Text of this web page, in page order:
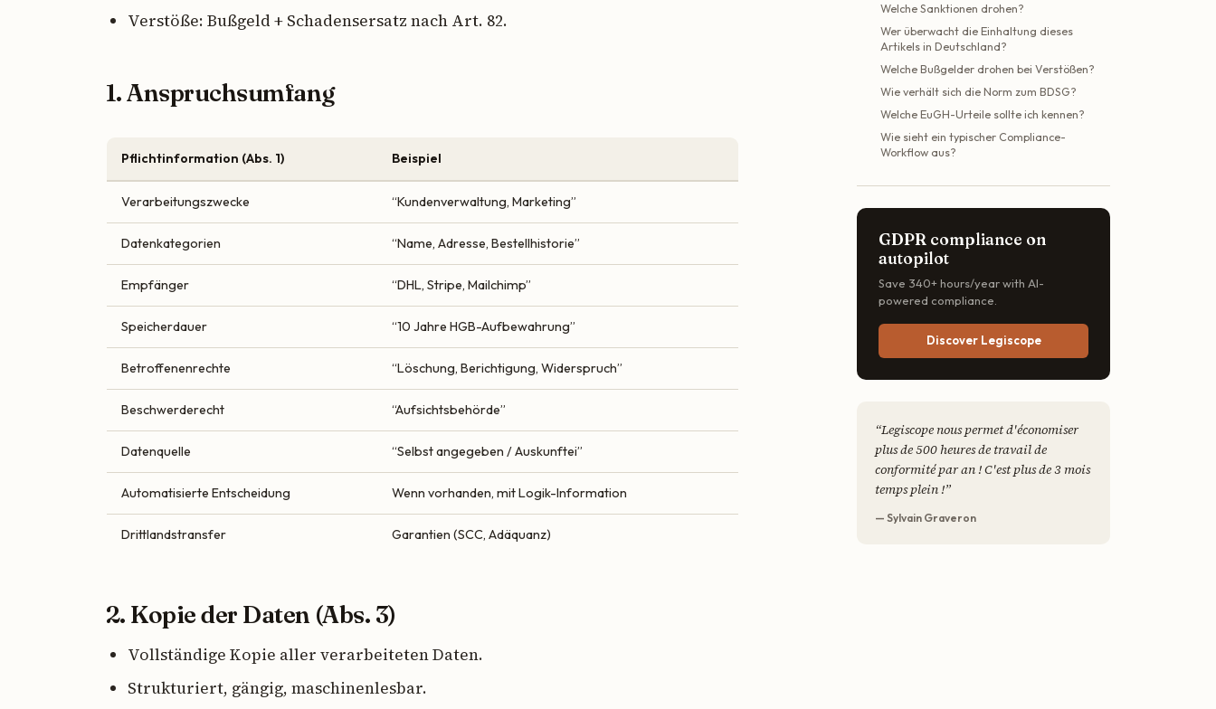
Verstöße: Bußgeld + Schadensersatz nach Art. 82.
1. Anspruchsumfang
Pflichtinformation (Abs. 1) Beispiel
Verarbeitungszwecke “Kundenverwaltung, Marketing”
Datenkategorien “Name, Adresse, Bestellhistorie”
Empfänger “DHL, Stripe, Mailchimp”
Speicherdauer “10 Jahre HGB-Aufbewahrung”
Betroffenenrechte “Löschung, Berichtigung, Widerspruch”
Beschwerderecht “Aufsichtsbehörde”
Datenquelle “Selbst angegeben / Auskunftei”
Automatisierte Entscheidung Wenn vorhanden, mit Logik-Information
Drittlandstransfer Garantien (SCC, Adäquanz)
2. Kopie der Daten (Abs. 3)
Vollständige Kopie aller verarbeiteten Daten.
Strukturiert, gängig, maschinenlesbar.
Welche Sanktionen drohen?
Wer überwacht die Einhaltung dieses
Artikels in Deutschland?
Welche Bußgelder drohen bei Verstößen?
Wie verhält sich die Norm zum BDSG?
Welche EuGH-Urteile sollte ich kennen?
Wie sieht ein typischer Compliance-
Workflow aus?
GDPR compliance on
autopilot
Save 340+ hours/year with AI-
powered compliance.
Discover Legiscope
“Legiscope nous permet d'économiser
plus de 500 heures de travail de
conformité par an ! C'est plus de 3 mois
temps plein !”
— Sylvain Graveron